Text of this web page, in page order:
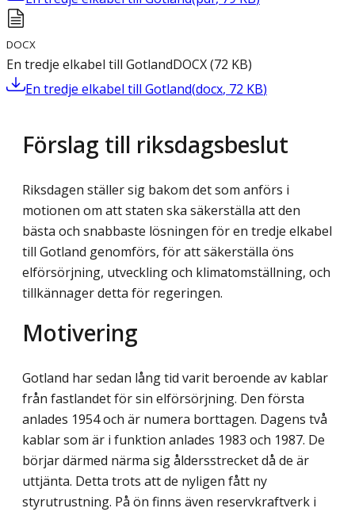
DOCX
En tredje elkabel till GotlandDOCX(72 KB)
En tredje elkabel till Gotland(docx, 72 KB)
Förslag till riksdagsbeslut
Riksdagen ställer sig bakom det som anförs i
motionen om att staten ska säkerställa att den
bästa och snabbaste lösningen för en tredje elkabel
till Gotland genomförs, för att säkerställa öns
elförsörjning, utveckling och klimatomställning, och
tillkännager detta för regeringen.
Motivering
Gotland har sedan lång tid varit beroende av kablar
från fastlandet för sin elförsörjning. Den första
anlades 1954 och är numera borttagen. Dagens två
kablar som är i funktion anlades 1983 och 1987. De
börjar därmed närma sig åldersstrecket då de är
uttjänta. Detta trots att de nyligen fått ny
styrutrustning. På ön finns även reservkraftverk i